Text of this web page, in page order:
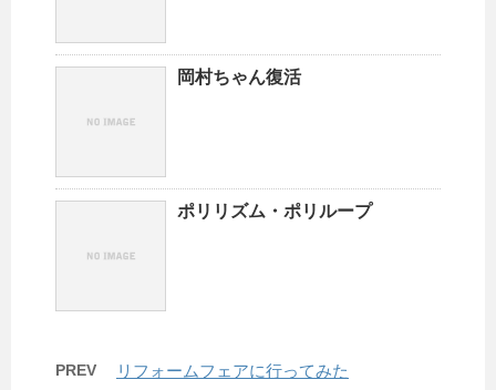
岡村ちゃん復活
ポリリズム・ポリループ
PREV リフォームフェアに行ってみた